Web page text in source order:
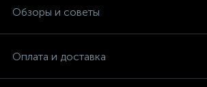
Обзоры и советы
Оплата и доставка